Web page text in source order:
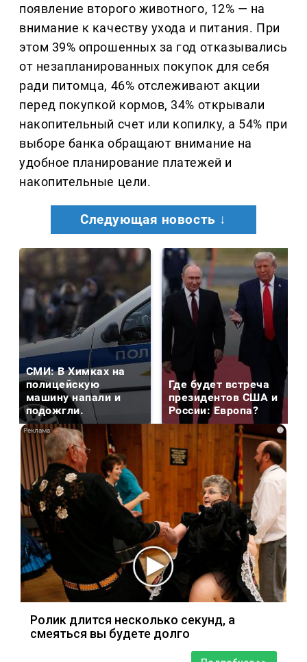
появление второго животного, 12% — на
внимание к качеству ухода и питания. При
этом 39% опрошенных за год отказывались
от незапланированных покупок для себя
ради питомца, 46% отслеживают акции
перед покупкой кормов, 34% открывали
накопительный счет или копилку, а 54% при
выборе банка обращают внимание на
удобное планирование платежей и
накопительные цели.
Следующая новость ↓
СМИ: В Химках на
полицейскую
машину напали и
подожгли.
Где будет встреча
президентов США и
России: Европа?
i
Ролик длится несколько секунд, а
смеяться вы будете долго